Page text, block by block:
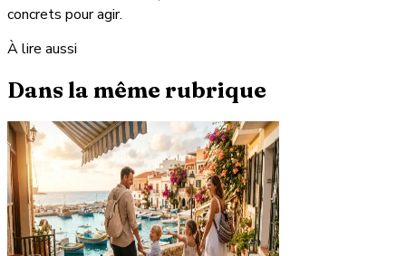
concrets pour agir.
À lire aussi
Dans la même rubrique